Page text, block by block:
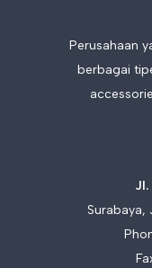
Perusahaan
berbagai
Jl.
Surabaya,